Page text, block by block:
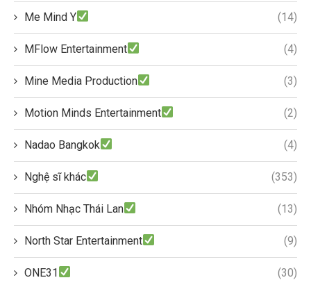
Me Mind Y (14)
MFlow Entertainment (4)
Mine Media Production (3)
Motion Minds Entertainment (2)
Nadao Bangkok (4)
Nghệ sĩ khác (353)
Nhóm Nhạc Thái Lan (13)
North Star Entertainment (9)
ONE31 (30)